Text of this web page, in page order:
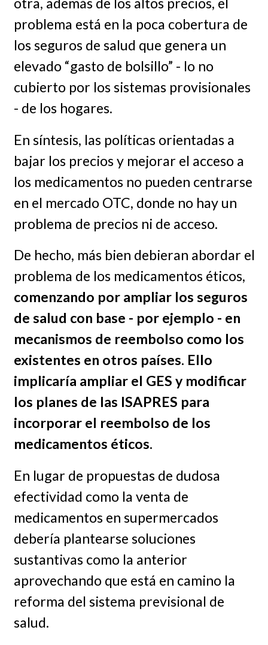
problema está en la poca cobertura de
los seguros de salud que genera un
elevado “gasto de bolsillo” - lo no
cubierto por los sistemas provisionales
- de los hogares.
En síntesis, las políticas orientadas a
bajar los precios y mejorar el acceso a
los medicamentos no pueden centrarse
en el mercado OTC, donde no hay un
problema de precios ni de acceso.
De hecho, más bien debieran abordar el
problema de los medicamentos éticos,
comenzando por ampliar los seguros
de salud con base - por ejemplo - en
mecanismos de reembolso como los
existentes en otros países. Ello
implicaría ampliar el GES y modificar
los planes de las ISAPRES para
incorporar el reembolso de los
medicamentos éticos.
En lugar de propuestas de dudosa
efectividad como la venta de
medicamentos en supermercados
debería plantearse soluciones
sustantivas como la anterior
aprovechando que está en camino la
reforma del sistema previsional de
salud.